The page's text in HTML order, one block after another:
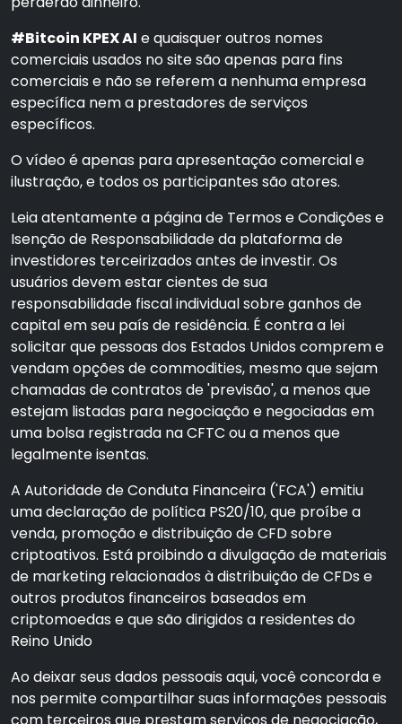
#Bitcoin KPEX AI e quaisquer outros nomes
comerciais usados no site são apenas para fins
comerciais e não se referem a nenhuma empresa
específica nem a prestadores de serviços
específicos.
O vídeo é apenas para apresentação comercial e
ilustração, e todos os participantes são atores.
Leia atentamente a página de Termos e Condições e
Isenção de Responsabilidade da plataforma de
investidores terceirizados antes de investir. Os
usuários devem estar cientes de sua
responsabilidade fiscal individual sobre ganhos de
capital em seu país de residência. É contra a lei
solicitar que pessoas dos Estados Unidos comprem e
vendam opções de commodities, mesmo que sejam
chamadas de contratos de 'previsão', a menos que
estejam listadas para negociação e negociadas em
uma bolsa registrada na CFTC ou a menos que
legalmente isentas.
A Autoridade de Conduta Financeira ('FCA') emitiu
uma declaração de política PS20/10, que proíbe a
venda, promoção e distribuição de CFD sobre
criptoativos. Está proibindo a divulgação de materiais
de marketing relacionados à distribuição de CFDs e
outros produtos financeiros baseados em
criptomoedas e que são dirigidos a residentes do
Reino Unido
Ao deixar seus dados pessoais aqui, você concorda e
nos permite compartilhar suas informações pessoais